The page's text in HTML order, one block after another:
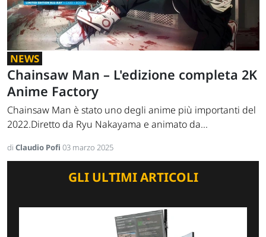
NEWS
Chainsaw Man – L'edizione completa 2K
Anime Factory
Chainsaw Man è stato uno degli anime più importanti del
2022.Diretto da Ryu Nakayama e animato da...
di Claudio Pofi 03 marzo 2025
GLI ULTIMI ARTICOLI